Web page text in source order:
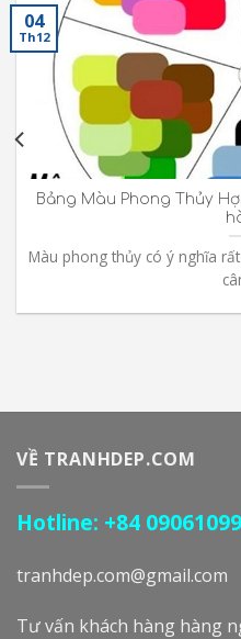
Bảng Màu Phong Thủy
Màu phong thủy có ý nghĩa
04
Th12
VỀ TRANHDEP.COM
Hotline: +84
tranhdep.com@gmail.com
Tư vấn khách hàng hàng